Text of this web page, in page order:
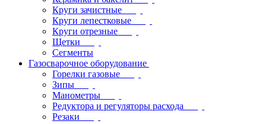
Круги зачистные
Круги лепестковые
Круги отрезные
Щетки
Сегменты
Газосварочное оборудование
Горелки газовые
Зипы
Манометры
Редуктора и регуляторы расхода
Резаки